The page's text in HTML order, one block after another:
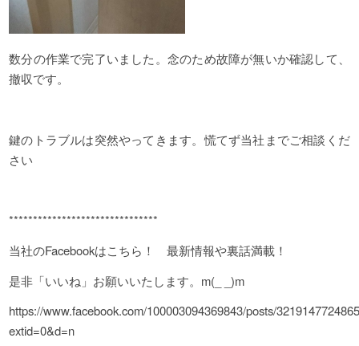
数分の作業で完了いました。念のため故障が無いか確認して、
撤収です。
鍵のトラブルは突然やってきます。慌てず当社までご相談くだ
さい
*******************************
当社のFacebookはこちら！ 最新情報や裏話満載！
是非「いいね」お願いいたします。m(_ _)m
https://www.facebook.com/100003094369843/posts/
extid=0&d=n